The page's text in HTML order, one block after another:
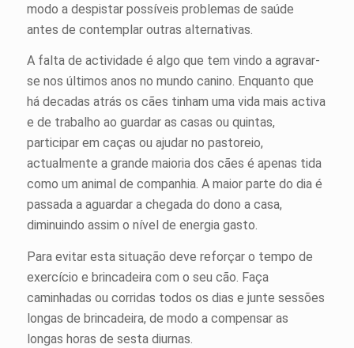
modo a despistar possíveis problemas de saúde
antes de contemplar outras alternativas.
A falta de actividade é algo que tem vindo a agravar-
se nos últimos anos no mundo canino. Enquanto que
há decadas atrás os cães tinham uma vida mais activa
e de trabalho ao guardar as casas ou quintas,
participar em caças ou ajudar no pastoreio,
actualmente a grande maioria dos cães é apenas tida
como um animal de companhia. A maior parte do dia é
passada a aguardar a chegada do dono a casa,
diminuindo assim o nível de energia gasto.
Para evitar esta situação deve reforçar o tempo de
exercício e brincadeira com o seu cão. Faça
caminhadas ou corridas todos os dias e junte sessões
longas de brincadeira, de modo a compensar as
longas horas de sesta diurnas.